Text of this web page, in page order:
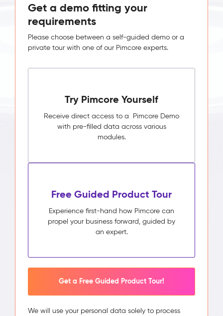
Get a demo fitting your
requirements
Please choose between a self-guided demo or a
private tour with one of our Pimcore experts.
Try Pimcore Yourself
Receive direct access to a Pimcore Demo
with pre-filled data across various
modules.
Free Guided Product Tour
Experience first-hand how Pimcore can
propel your business forward, guided by
an expert.
Get a Free Guided Product Tour!
We will use your personal data solely to process